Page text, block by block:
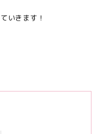
いきます！